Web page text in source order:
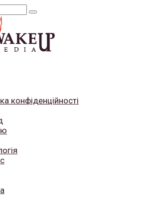
конфіденційності